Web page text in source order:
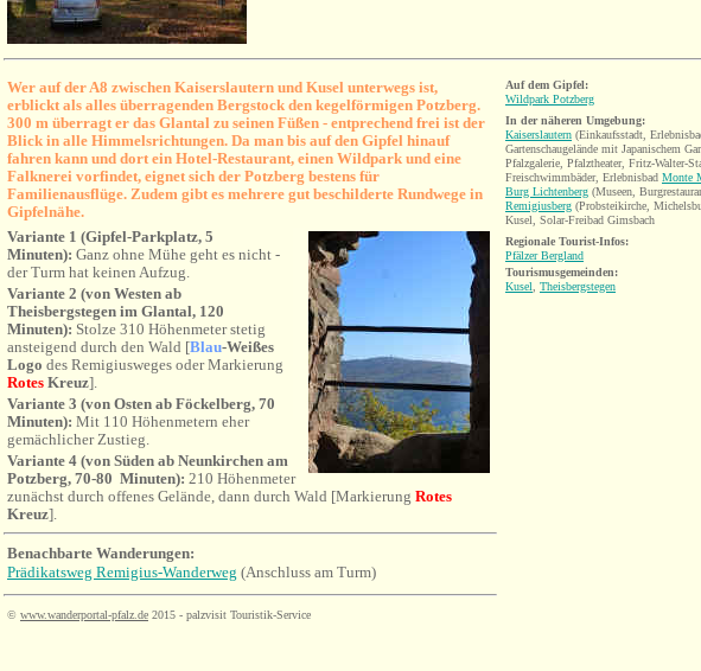
Wer auf der A8 zwischen Kaiserslautern und Kusel unterwegs ist,
erblickt als alles überragenden Bergstock den kegelförmigen Potzberg.
300 m überragt er das Glantal zu seinen Füßen - entprechend frei ist der
Blick in alle Himmelsrichtungen. Da man bis auf den Gipfel hinauf
fahren kann und dort ein Hotel-Restaurant, einen Wildpark und eine
Falknerei vorfindet, eignet sich der Potzberg bestens für
Familienausflüge. Zudem gibt es mehrere gut beschilderte Rundwege in
Gipfelnähe.
Variante 1 (Gipfel-Parkplatz, 5
Minuten): Ganz ohne Mühe geht es nicht -
der Turm hat keinen Aufzug.
Variante 2 (von Westen ab
Theisbergstegen im Glantal, 120
Minuten): Stolze 310 Höhenmeter stetig
ansteigend durch den Wald [Blau-Weißes
Logo des Remigiusweges oder Markierung
Rotes Kreuz].
Variante 3 (von Osten ab Föckelberg, 70
Minuten): Mit 110 Höhenmetern eher
gemächlicher Zustieg.
Variante 4 (von Süden ab Neunkirchen am
Potzberg, 70-80 Minuten): 210 Höhenmeter
zunächst durch offenes Gelände, dann durch Wald [Markierung Rotes
Kreuz].
Benachbarte Wanderungen:
Prädikatsweg Remigius-Wanderweg (Anschluss am Turm)
© www.wanderportal-pfalz.de 2015 - palzvisit Touristik-Service
Auf dem Gipfel:
Wildpark Potzberg
In der näheren Umgebung:
Kaiserslautern (Einkaufsstadt,
Gartenschaugelände mit Japanischem
Pfalzgalerie, Pfalztheater, Fritz-Walter-
Freischwimmbäder, Erlebnisbad Monte
Burg Lichtenberg (Museen,
Remigiusberg (Probsteikirche,
Kusel, Solar-Freibad Gimsbach
Regionale Tourist-Infos:
Pfälzer Bergland
Tourismusgemeinden:
Kusel
Theisbergstegen